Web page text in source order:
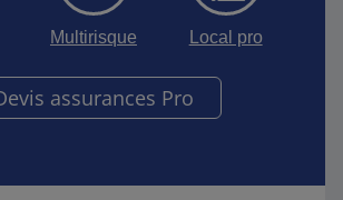
Multirisque Local pro
assurances Pro